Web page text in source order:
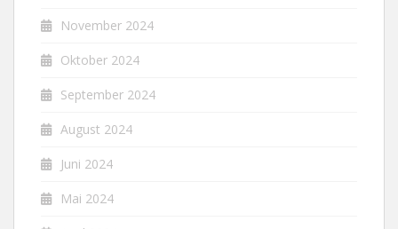
November 2024
Oktober 2024
September 2024
August 2024
Juni 2024
Mai 2024